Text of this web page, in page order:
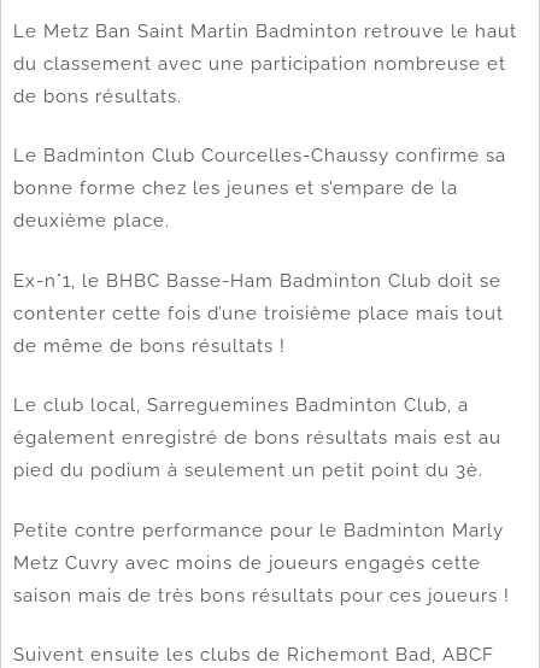
Le Metz Ban Saint Martin Badminton retrouve le haut
du classement avec une participation nombreuse et
de bons résultats.
Le Badminton Club Courcelles-Chaussy confirme sa
bonne forme chez les jeunes et s’empare de la
deuxième place.
Ex-n°1, le BHBC Basse-Ham Badminton Club doit se
contenter cette fois d’une troisième place mais tout
de même de bons résultats !
Le club local, Sarreguemines Badminton Club, a
également enregistré de bons résultats mais est au
pied du podium à seulement un petit point du 3è.
Petite contre performance pour le Badminton Marly
Metz Cuvry avec moins de joueurs engagés cette
saison mais de très bons résultats pour ces joueurs !
Suivent ensuite les clubs de Richemont Bad, ABCF